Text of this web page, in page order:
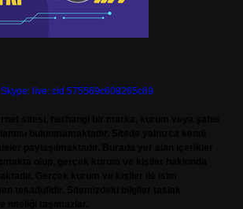
Skype: live:.cid.575569c608265c69